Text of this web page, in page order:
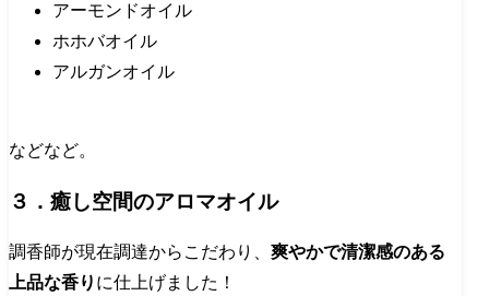
アーモンドオイル
ホホバオイル
アルガンオイル
などなど。
３．癒し空間のアロマオイル
調香師が現在調達からこだわり、 爽やかで清潔感のある
上品な香り に仕上げました！